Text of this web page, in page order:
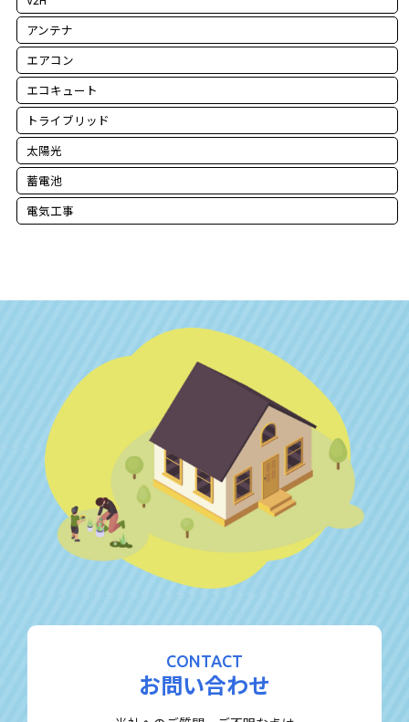
アンテナ
エアコン
エコキュート
トライブリッド
太陽光
蓄電池
電気工事
CONTACT
お問い合わせ